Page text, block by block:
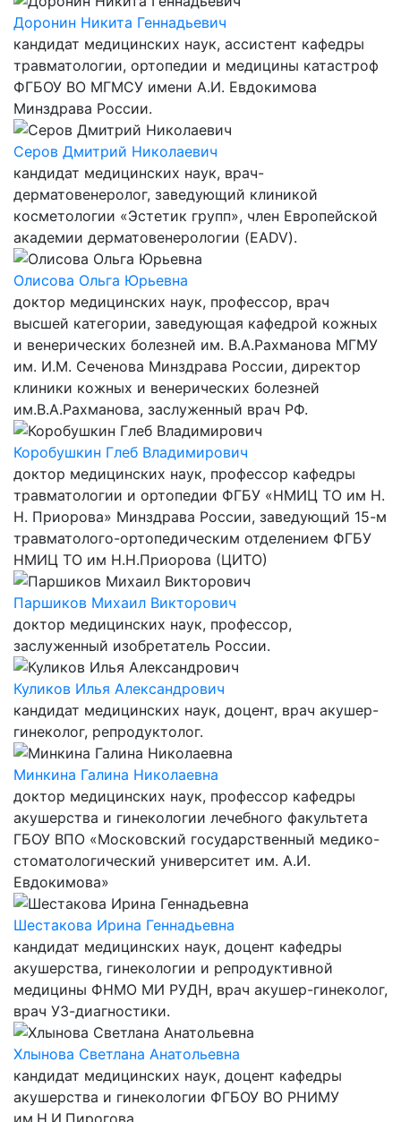
Доронин Никита Геннадьевич
кандидат медицинских наук, ассистент кафедры
травматологии, ортопедии и медицины катастроф
ФГБОУ ВО МГМСУ имени А.И. Евдокимова
Минздрава России.
Серов Дмитрий Николаевич
кандидат медицинских наук, врач-
дерматовенеролог, заведующий клиникой
косметологии «Эстетик групп», член Европейской
академии дерматовенерологии (EADV).
Олисова Ольга Юрьевна
доктор медицинских наук, профессор, врач
высшей категории, заведующая кафедрой кожных
и венерических болезней им. В.А.Рахманова МГМУ
им. И.М. Сеченова Минздрава России, директор
клиники кожных и венерических болезней
им.В.А.Рахманова, заслуженный врач РФ.
Коробушкин Глеб Владимирович
доктор медицинских наук, профессор кафедры
травматологии и ортопедии ФГБУ «НМИЦ ТО им Н.
Н. Приорова» Минздрава России, заведующий 15-м
травматолого-ортопедическим отделением ФГБУ
НМИЦ ТО им Н.Н.Приорова (ЦИТО)
Паршиков Михаил Викторович
доктор медицинских наук, профессор,
заслуженный изобретатель России.
Куликов Илья Александрович
кандидат медицинских наук, доцент, врач акушер-
гинеколог, репродуктолог.
Минкина Галина Николаевна
доктор медицинских наук, профессор кафедры
акушерства и гинекологии лечебного факультета
ГБОУ ВПО «Московский государственный медико-
стоматологический университет им. А.И.
Евдокимова»
Шестакова Ирина Геннадьевна
кандидат медицинских наук, доцент кафедры
акушерства, гинекологии и репродуктивной
медицины ФНМО МИ РУДН, врач акушер-гинеколог,
врач УЗ-диагностики.
Хлынова Светлана Анатольевна
кандидат медицинских наук, доцент кафедры
акушерства и гинекологии ФГБОУ ВО РНИМУ
им.Н.И.Пирогова.